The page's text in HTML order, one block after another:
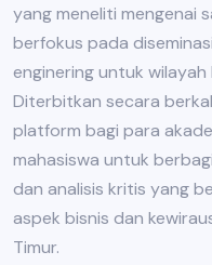
yang meneliti mengenai
berfokus pada
enginering untuk wilayah
Diterbitkan secara
platform bagi para
mahasiswa untuk
dan analisis kritis yang
aspek bisnis dan
Timur.